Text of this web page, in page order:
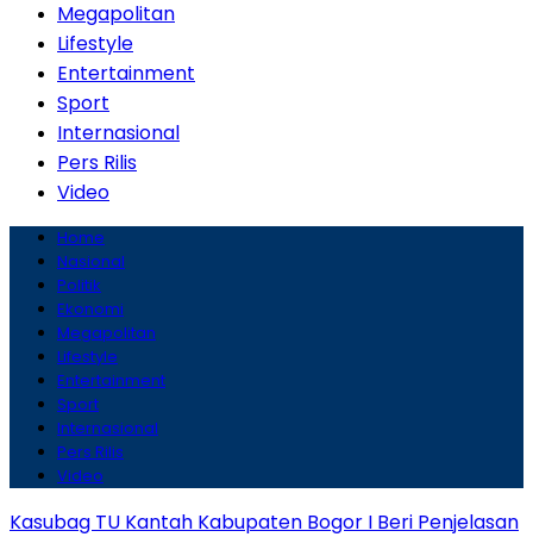
Megapolitan
Lifestyle
Entertainment
Sport
Internasional
Pers Rilis
Video
Home
Nasional
Politik
Ekonomi
Megapolitan
Lifestyle
Entertainment
Sport
Internasional
Pers Rilis
Video
Kasubag TU Kantah Kabupaten Bogor I Beri Penjelasan